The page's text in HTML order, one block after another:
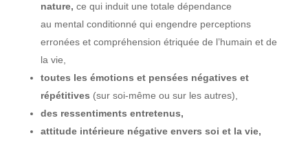
nature, ce qui induit une totale dépendance
au mental conditionné qui engendre perceptions
erronées et compréhension étriquée de l’humain et de
la vie,
toutes les émotions et pensées négatives et
répétitives (sur soi-même ou sur les autres),
des ressentiments entretenus,
attitude intérieure négative envers soi et la vie,